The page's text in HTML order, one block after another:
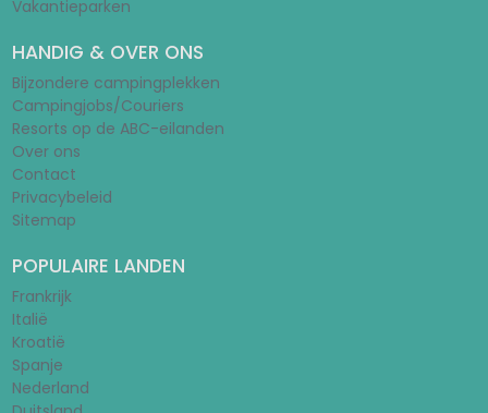
Vakantieparken
HANDIG & OVER ONS
Bijzondere campingplekken
Campingjobs/Couriers
Resorts op de ABC-eilanden
Over ons
Contact
Privacybeleid
Sitemap
POPULAIRE LANDEN
Frankrijk
Italië
Kroatië
Spanje
Nederland